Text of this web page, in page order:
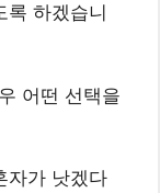
록 하겠습니
어떤 선택을
자가 낫겠다